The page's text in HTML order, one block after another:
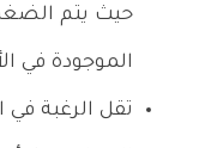
حيث يتم
الموجودة في
تقل الرغبة في